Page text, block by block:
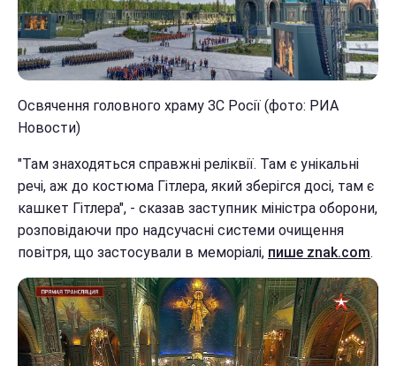
Освячення головного храму ЗС Росії (фото: РИА
Новости)
"Там знаходяться справжні реліквії. Там є унікальні
речі, аж до костюма Гітлера, який зберігся досі, там є
кашкет Гітлера", - сказав заступник міністра оборони,
розповідаючи про надсучасні системи очищення
повітря, що застосували в меморіалі, пише znak.com.